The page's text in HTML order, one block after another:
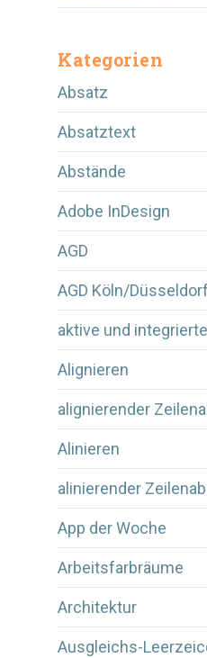
Kategorien
Absatz
Absatztext
Abstände
Adobe InDesign
AGD
AGD Köln/Düsseldorf
aktive und
Alignieren
alignierender
Alinieren
alinierender
App der Woche
Arbeitsfarbräume
Architektur
Ausgleichs-